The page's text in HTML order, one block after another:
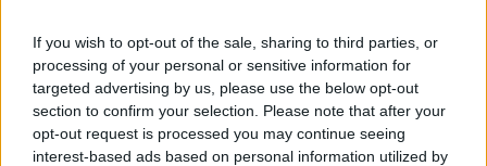
If you wish to opt-out of the sale, sharing to third parties, or
processing of your personal or sensitive information for
targeted advertising by us, please use the below opt-out
section to confirm your selection. Please note that after your
opt-out request is processed you may continue seeing
interest-based ads based on personal information utilized by
παρουσιάζουν τις προσφορές μεουδέτερο
τρόπο, συμπεριλαμβανομένης, όπου είναι εφικτό,
της ταξινόμησης βάσει εκπομπών αερίων του
θερμοκηπίου.